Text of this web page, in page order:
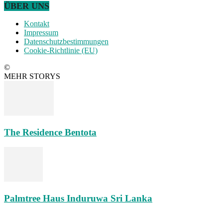
ÜBER UNS
Kontakt
Impressum
Datenschutzbestimmungen
Cookie-Richtlinie (EU)
©
MEHR STORYS
The Residence Bentota
Palmtree Haus Induruwa Sri Lanka